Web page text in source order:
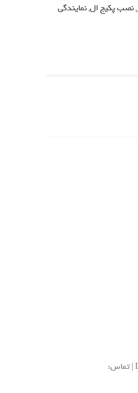
,نصب پکیج ال,نمایندگی
ثبت درخواست نصب، سرویس و تعمیر و راهنمای استفاده و رفع عیوب و خطای پکیج ایران‌رادیاتور ال L24 FF 24000 | تماس: